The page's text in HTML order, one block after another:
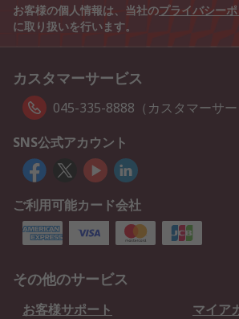
お客様の個人情報は、当社のプライバシー
に取り扱いを行います。
カスタマーサービス
045-335-8888（カスタマーサー
SNS公式アカウント
ご利用可能カード会社
その他のサービス
お客様サポート
マイア